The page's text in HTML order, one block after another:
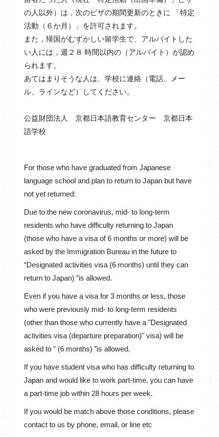
の人以外）は，次のビザの期間更新のときに 「特定
活動（６か月）」を許可されます。
また，帰国がむずかしい留学生で、アルバイトした
い人には，週２ ８ 時間以内の（アルバイト）が認め
られます。
あてはまりそうな人は、学校に連絡（電話、メー
ル、ラインなど）
してください。
公益財団法人 京都日本語教育センター 京都日本
語学校
For those who have graduated from Japanese
language school and plan to return to Japan but have
not yet returned:
Due to the new coronavirus, mid- to long-term
residents who have difficulty returning to Japan
(those who have a visa of 6 months or more) will be
asked by the Immigration Bureau in the future to
“Designated activities visa (6 months) until they can
return to Japan) ”is allowed.
Even if you have a visa for 3 months or less, those
who were previously mid- to long-term residents
(other than those who currently have a "Designated
activities visa (departure preparation)" visa) will be
asked to " (6 months) ”is allowed.
If you have student visa who has difficulty returning to
Japan and would like to work part-time, you can have
a part-time job within 28 hours per week.
If you would be match above those conditions, please
contact to us by phone, email, or line etc